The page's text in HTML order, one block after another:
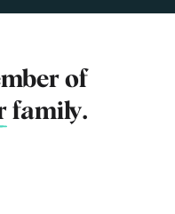
of
family.